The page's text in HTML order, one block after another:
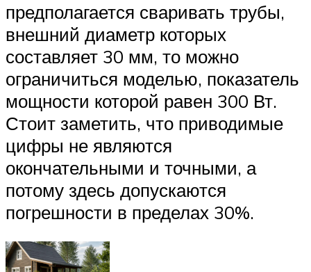
предполагается сваривать трубы,
внешний диаметр которых
составляет 30 мм, то можно
ограничиться моделью, показатель
мощности которой равен 300 Вт.
Стоит заметить, что приводимые
цифры не являются
окончательными и точными, а
потому здесь допускаются
погрешности в пределах 30%.